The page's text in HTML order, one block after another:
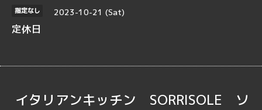
指定なし 2023-10-21 (Sat)
定休日
イタリアンキッチン SORRISOLE ソ